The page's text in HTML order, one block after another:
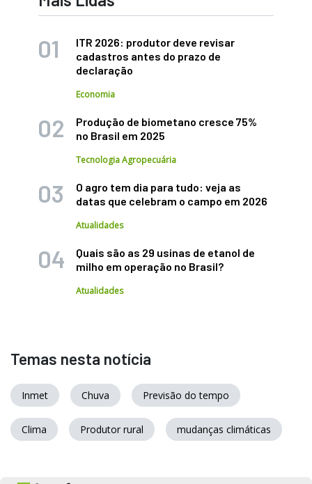
ITR 2026: produtor deve revisar
cadastros antes do prazo de
declaração
Economia
Produção de biometano cresce 75%
no Brasil em 2025
Tecnologia Agropecuária
O agro tem dia para tudo: veja as
datas que celebram o campo em 2026
Atualidades
Quais são as 29 usinas de etanol de
milho em operação no Brasil?
Atualidades
Temas nesta notícia
Inmet Chuva Previsão do tempo
Clima Produtor rural mudanças climáticas